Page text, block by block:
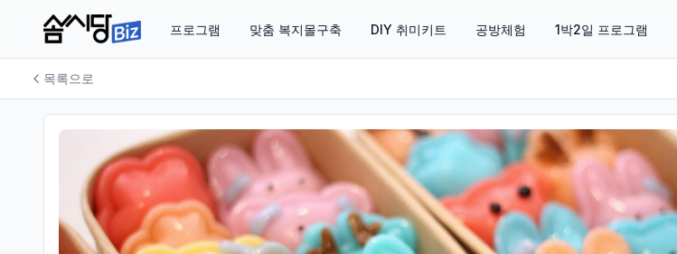
프로그램 맞춤 복지몰구축 DIY 취미키트 공방체험 1박2일 프로그램
목록으로